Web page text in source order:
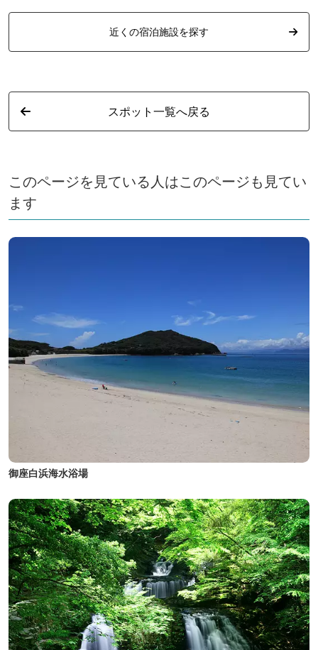
近くの宿泊施設を探す
スポット一覧へ戻る
このページを見ている人はこのページも見てい
ます
御座白浜海水浴場